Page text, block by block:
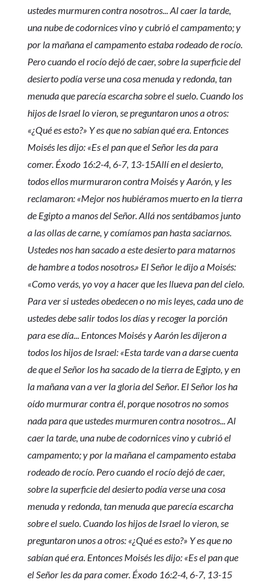
ustedes murmuren contra nosotros... Al caer la tarde,
una nube de codornices vino y cubrió el campamento; y
por la mañana el campamento estaba rodeado de rocío.
Pero cuando el rocío dejó de caer, sobre la superficie del
desierto podía verse una cosa menuda y redonda, tan
menuda que parecía escarcha sobre el suelo. Cuando los
hijos de Israel lo vieron, se preguntaron unos a otros:
«¿Qué es esto?» Y es que no sabían qué era. Entonces
Moisés les dijo: «Es el pan que el Señor les da para
comer. Éxodo 16:2-4, 6-7, 13-15Allí en el desierto,
todos ellos murmuraron contra Moisés y Aarón, y les
reclamaron: «Mejor nos hubiéramos muerto en la tierra
de Egipto a manos del Señor. Allá nos sentábamos junto
a las ollas de carne, y comíamos pan hasta saciarnos.
Ustedes nos han sacado a este desierto para matarnos
de hambre a todos nosotros.» El Señor le dijo a Moisés:
«Como verás, yo voy a hacer que les llueva pan del cielo.
Para ver si ustedes obedecen o no mis leyes, cada uno de
ustedes debe salir todos los días y recoger la porción
para ese día... Entonces Moisés y Aarón les dijeron a
todos los hijos de Israel: «Esta tarde van a darse cuenta
de que el Señor los ha sacado de la tierra de Egipto, y en
la mañana van a ver la gloria del Señor. El Señor los ha
oído murmurar contra él, porque nosotros no somos
nada para que ustedes murmuren contra nosotros... Al
caer la tarde, una nube de codornices vino y cubrió el
campamento; y por la mañana el campamento estaba
rodeado de rocío. Pero cuando el rocío dejó de caer,
sobre la superficie del desierto podía verse una cosa
menuda y redonda, tan menuda que parecía escarcha
sobre el suelo. Cuando los hijos de Israel lo vieron, se
preguntaron unos a otros: «¿Qué es esto?» Y es que no
sabían qué era. Entonces Moisés les dijo: «Es el pan que
el Señor les da para comer. Éxodo 16:2-4, 6-7, 13-15